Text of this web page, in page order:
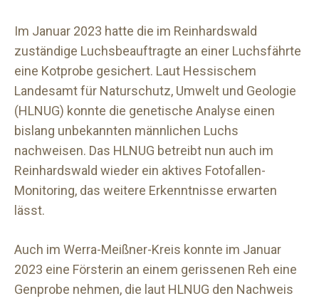
Im Januar 2023 hatte die im Reinhardswald
zuständige Luchsbeauftragte an einer Luchsfährte
eine Kotprobe gesichert. Laut Hessischem
Landesamt für Naturschutz, Umwelt und Geologie
(HLNUG) konnte die genetische Analyse einen
bislang unbekannten männlichen Luchs
nachweisen. Das HLNUG betreibt nun auch im
Reinhardswald wieder ein aktives Fotofallen-
Monitoring, das weitere Erkenntnisse erwarten
lässt.
Auch im Werra-Meißner-Kreis konnte im Januar
2023 eine Försterin an einem gerissenen Reh eine
Genprobe nehmen, die laut HLNUG den Nachweis